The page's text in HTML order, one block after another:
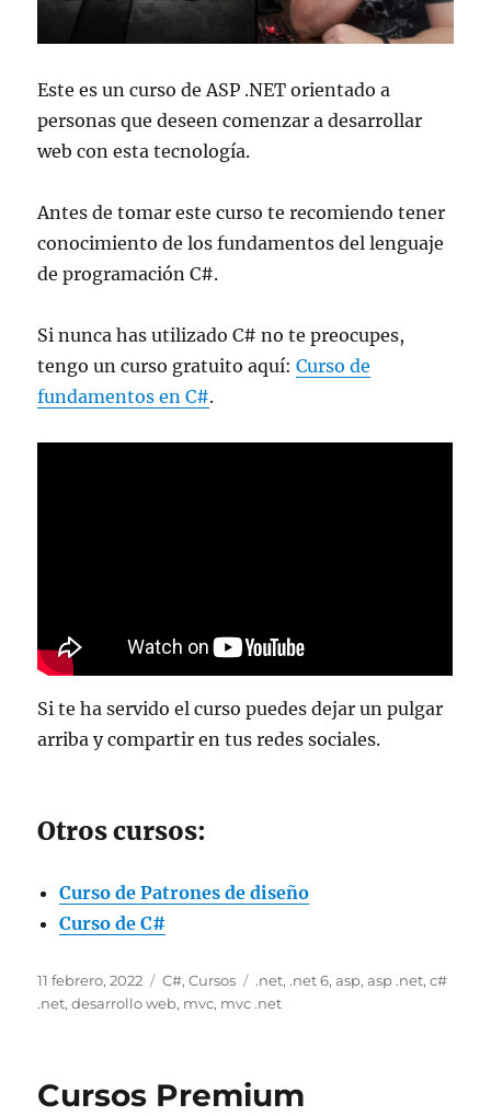
Este es un curso de ASP .NET orientado a
personas que deseen comenzar a desarrollar
web con esta tecnología.
Antes de tomar este curso te recomiendo tener
conocimiento de los fundamentos del lenguaje
de programación C#.
Si nunca has utilizado C# no te preocupes,
tengo un curso gratuito aquí:Curso de
fundamentos en C#.
Si te ha servido el curso puedes dejar un pulgar
arriba y compartir en tus redes sociales.
Otros cursos:
Curso de Patrones de diseño
Curso de C#
Publicado
el
11 febrero, 2022 Categorías
C#,Cursos Etiquetas
.net, .net 6,asp,asp .net,c#
.net,desarrollo web, mvc, mvc .net
Cursos Premium